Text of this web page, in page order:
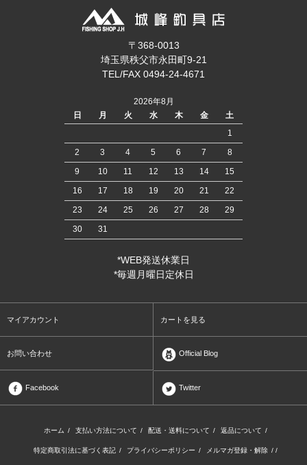
〒368-0013
埼玉県秩父市永田町9-21
TEL/FAX 0494-24-4671
2026年8月
日
月 火 水 木 金
土
1
2
3 4 5 6 7
8
9
10 11 12 13 14
15
16
17 18 19 20 21
22
23
24 25 26 27 28
29
30
31
*WEB発送休業日
*毎週月曜日定休日
マイアカウント カートを見る
お問い合わせ Official Blog
Facebook Twitter
ホーム / 支払い方法について / 配送・送料について / 返品について /
特定商取引法に基づく表記 / プライバシーポリシー / メルマガ登録・解除 / /